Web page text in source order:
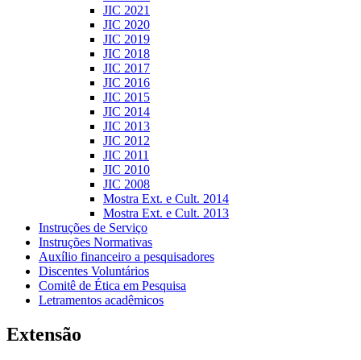
JIC 2021
JIC 2020
JIC 2019
JIC 2018
JIC 2017
JIC 2016
JIC 2015
JIC 2014
JIC 2013
JIC 2012
JIC 2011
JIC 2010
JIC 2008
Mostra Ext. e Cult. 2014
Mostra Ext. e Cult. 2013
Instruções de Serviço
Instruções Normativas
Auxílio financeiro a pesquisadores
Discentes Voluntários
Comitê de Ética em Pesquisa
Letramentos acadêmicos
Extensão